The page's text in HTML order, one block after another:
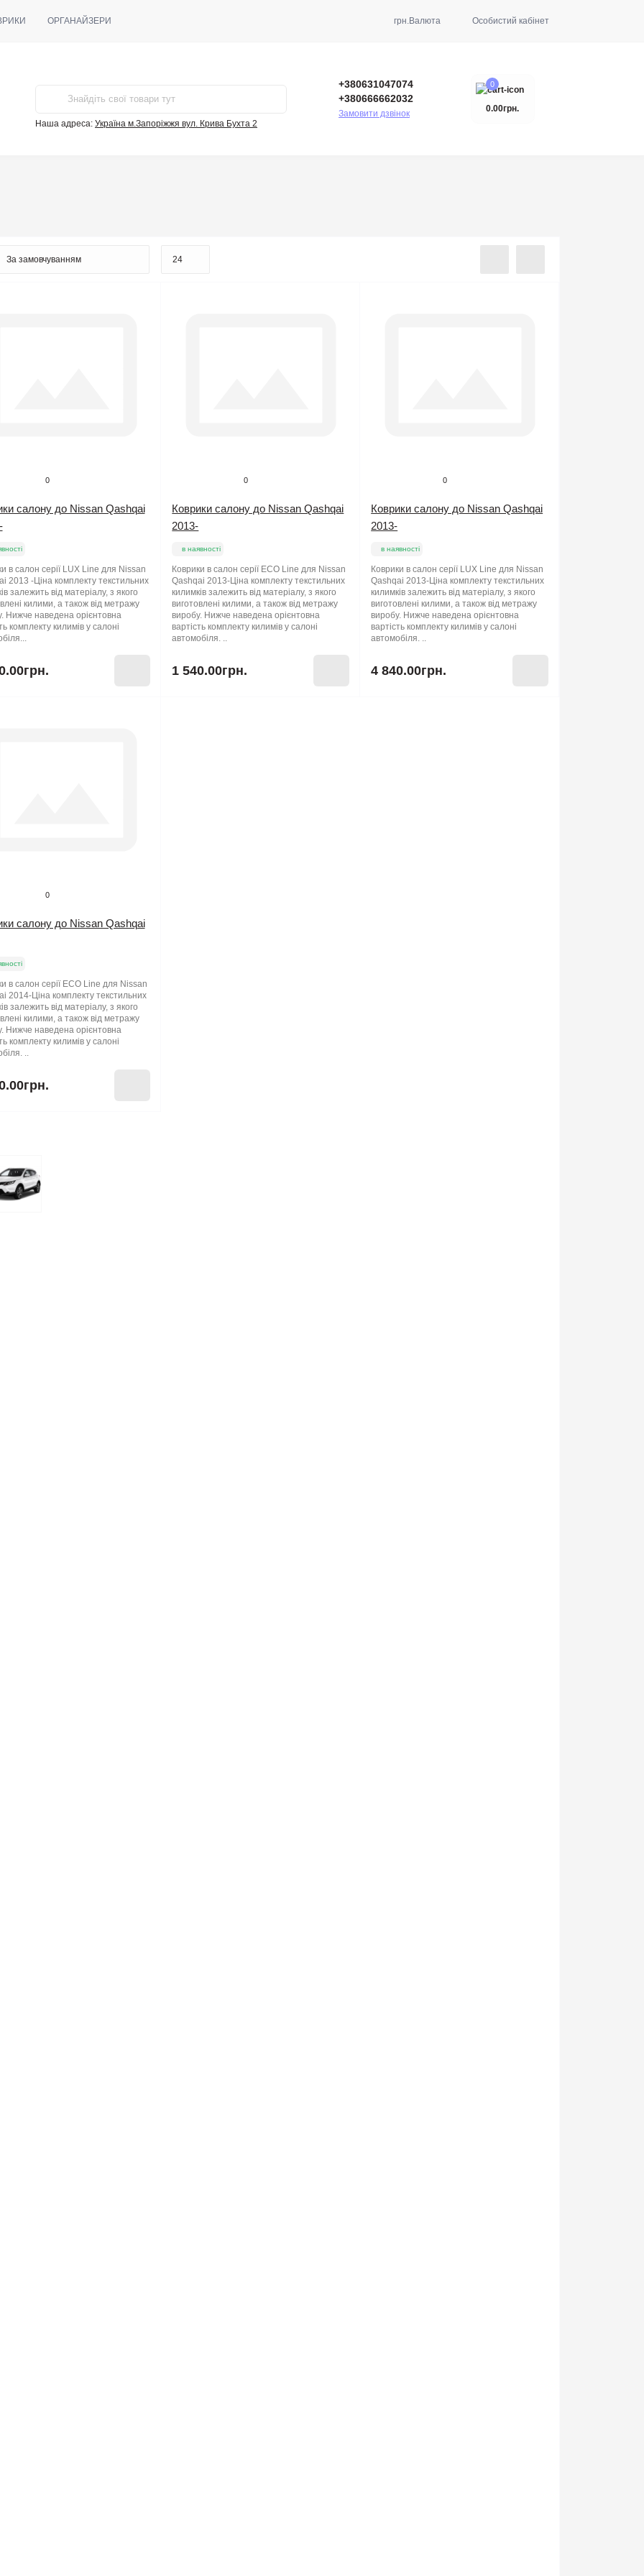
ОРГАНАЙЗЕРИ грн.Валюта Особистий кабінет
Наша адреса: Україна м.Запоріжжя вул. Крива Бухта 2
+380631047074
+380666662032
Замовити дзвінок
0
0.00грн.
0
салону до Nissan Qashqai
в салон серії LUX Line для Nissan
2013 -Ціна комплекту текстильних
залежить від матеріалу, з якого
килими, а також від метражу
Нижче наведена орієнтовна
комплекту килимів у салоні
0
Коврики салону до Nissan Qashqai
2013-
в наявності
Коврики в салон серії ECO Line для Nissan
Qashqai 2013-Ціна комплекту текстильних
килимків залежить від матеріалу, з якого
виготовлені килими, а також від метражу
виробу. Нижче наведена орієнтовна
вартість комплекту килимів у салоні
автомобіля. ..
1 540.00грн.
0
Коврики салону до Nissan Qashqai
2013-
в наявності
Коврики в салон серії LUX Line для Nissan
Qashqai 2013-Ціна комплекту текстильних
килимків залежить від матеріалу, з якого
виготовлені килими, а також від метражу
виробу. Нижче наведена орієнтовна
вартість комплекту килимів у салоні
автомобіля. ..
4 840.00грн.
0
салону до Nissan Qashqai
в салон серії ECO Line для Nissan
2014-Ціна комплекту текстильних
залежить від матеріалу, з якого
килими, а також від метражу
Нижче наведена орієнтовна
комплекту килимів у салоні
..